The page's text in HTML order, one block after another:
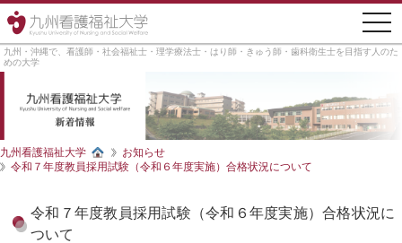
九州・沖縄で、看護師・社会福祉士・理学療法士・はり師・きゅう師・歯科衛生士を目指す人のた
めの大学
九州看護福祉大学
お知らせ
令和７年度教員採用試験（令和６年度実施）合格状況について
令和７年度教員採用試験（令和６年度実施）合格状況に
ついて